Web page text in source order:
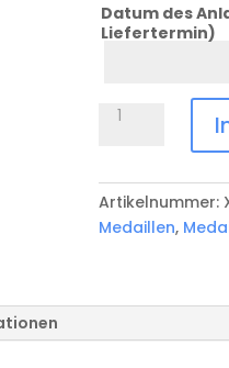
Datum des
Liefertermin)
Medaille
95-
M726
Artikelnummer:
Medaillen,